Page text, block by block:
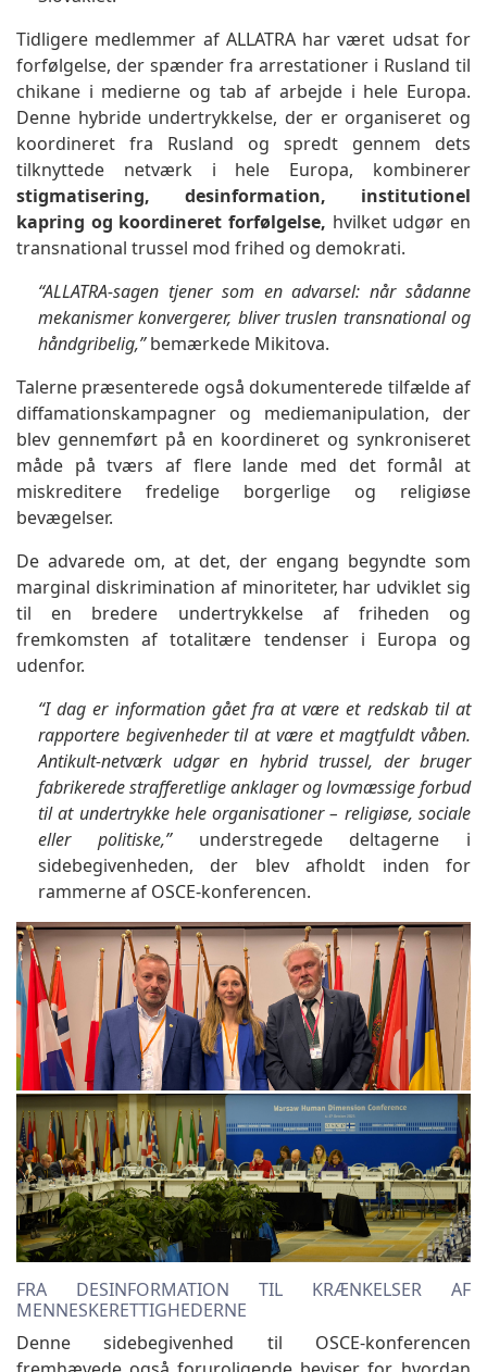
Tidligere medlemmer af ALLATRA har været udsat for
forfølgelse, der spænder fra arrestationer i Rusland til
chikane i medierne og tab af arbejde i hele Europa.
Denne hybride undertrykkelse, der er organiseret og
koordineret fra Rusland og spredt gennem dets
tilknyttede netværk i hele Europa, kombinerer
stigmatisering, desinformation, institutionel
kapring og koordineret forfølgelse, hvilket udgør en
transnational trussel mod frihed og demokrati.
“ALLATRA-sagen tjener som en advarsel: når sådanne
mekanismer konvergerer, bliver truslen transnational og
håndgribelig,”bemærkede Mikitova.
Talerne præsenterede også dokumenterede tilfælde af
diffamationskampagner og mediemanipulation, der
blev gennemført på en koordineret og synkroniseret
måde på tværs af flere lande med det formål at
miskreditere fredelige borgerlige og religiøse
bevægelser.
De advarede om, at det, der engang begyndte som
marginal diskrimination af minoriteter, har udviklet sig
til en bredere undertrykkelse af friheden og
fremkomsten af totalitære tendenser i Europa og
udenfor.
“I dag er information gået fra at være et redskab til at
rapportere begivenheder til at være et magtfuldt våben.
Antikult-netværk udgør en hybrid trussel, der bruger
fabrikerede strafferetlige anklager og lovmæssige forbud
til at undertrykke hele organisationer – religiøse, sociale
eller politiske,”understregede deltagerne i
sidebegivenheden, der blev afholdt inden for
rammerne af OSCE-konferencen.
FRA DESINFORMATION TIL KRÆNKELSER AF
MENNESKERETTIGHEDERNE
Denne sidebegivenhed til OSCE-konferencen